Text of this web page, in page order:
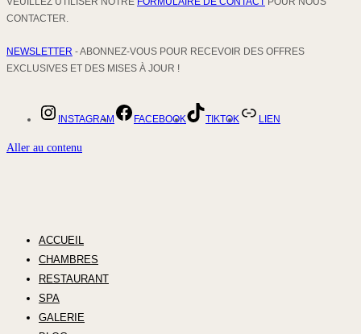
CONTACTER.
NEWSLETTER - ABONNEZ-VOUS POUR RECEVOIR DES OFFRES
EXCLUSIVES ET DES MISES À JOUR !
INSTAGRAM FACEBOOK TIKTOK LIEN
Aller au contenu
ACCUEIL
CHAMBRES
RESTAURANT
SPA
GALERIE